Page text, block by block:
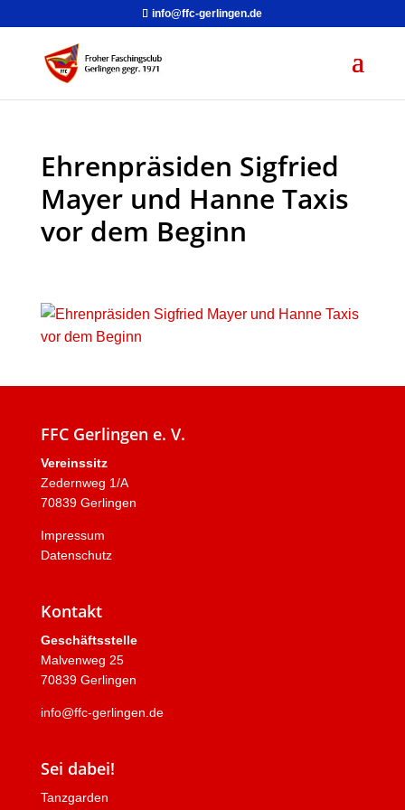
info@ffc-gerlingen.de
Ehrenpräsiden Sigfried
Mayer und Hanne Taxis
vor dem Beginn
FFC Gerlingen e. V.
Vereinssitz
Zedernweg 1/A
70839 Gerlingen
Impressum
Datenschutz
Kontakt
Geschäftsstelle
Malvenweg 25
70839 Gerlingen
info@ffc-gerlingen.de
Sei dabei!
Tanzgarden